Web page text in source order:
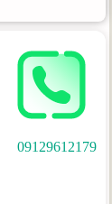
09129612179